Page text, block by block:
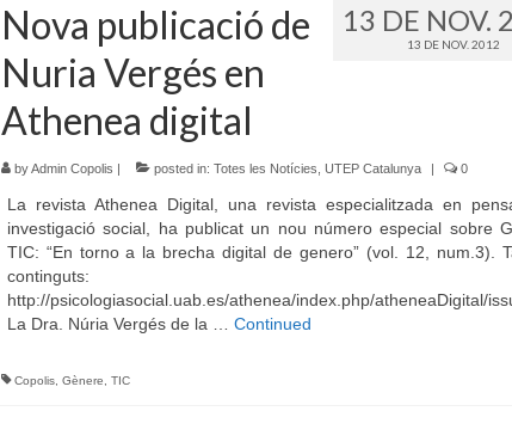
13 DE NOV.
13 DE NOV. 2012
Nova publicació de
Nuria Vergés en
Athenea digital
byAdmin Copolis | posted in: Totes les Notícies UTEP Catalunya | 0
La revista Athenea Digital, una revista especialitzada en
investigació social, ha publicat un nou número especial sobre
TIC: “En torno a la brecha digital de genero” (vol. 12, num.3).
continguts:
http://psicologiasocial.uab.es/athenea/index.php/atheneaDigital/
La Dra. Núria Vergés de la … Continued
Copolis, Gènere TIC